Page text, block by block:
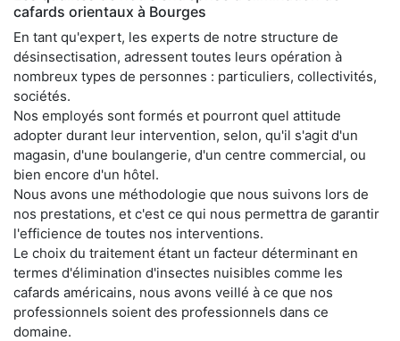
cafards orientaux à Bourges
En tant qu'expert, les experts de notre structure de
désinsectisation, adressent toutes leurs opération à
nombreux types de personnes : particuliers, collectivités,
sociétés.
Nos employés sont formés et pourront quel attitude
adopter durant leur intervention, selon, qu'il s'agit d'un
magasin, d'une boulangerie, d'un centre commercial, ou
bien encore d'un hôtel.
Nous avons une méthodologie que nous suivons lors de
nos prestations, et c'est ce qui nous permettra de garantir
l'efficience de toutes nos interventions.
Le choix du traitement étant un facteur déterminant en
termes d'élimination d'insectes nuisibles comme les
cafards américains, nous avons veillé à ce que nos
professionnels soient des professionnels dans ce
domaine.